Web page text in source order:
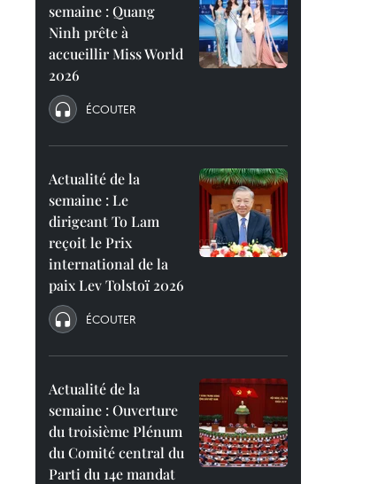
semaine : Quang
Ninh prête à
accueillir Miss World
2026
ÉCOUTER
Actualité de la
semaine : Le
dirigeant To Lam
reçoit le Prix
international de la
paix Lev Tolstoï 2026
ÉCOUTER
Actualité de la
semaine : Ouverture
du troisième Plénum
du Comité central du
Parti du 14e mandat